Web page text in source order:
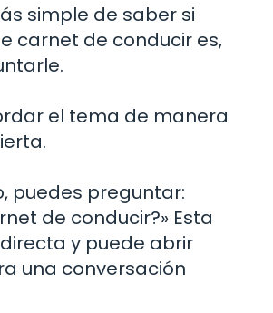
simple de saber si
carnet de conducir es,
el tema de manera
puedes preguntar:
de conducir?» Esta
y puede abrir
una conversación